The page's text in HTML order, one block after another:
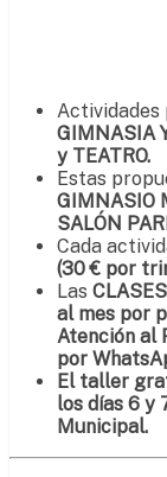
Actividades
GIMNASIA
y TEATRO.
Estas
GIMNASIO
SALÓN
Cada
(30 € por
Las
al mes por
Atención al
por
El taller
los días 6 y
Municipal.